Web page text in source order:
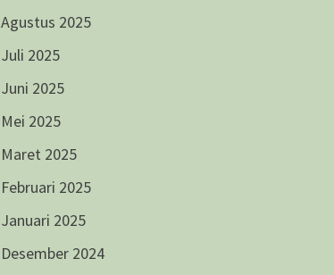
Agustus 2025
Juli 2025
Juni 2025
Mei 2025
Maret 2025
Februari 2025
Januari 2025
Desember 2024